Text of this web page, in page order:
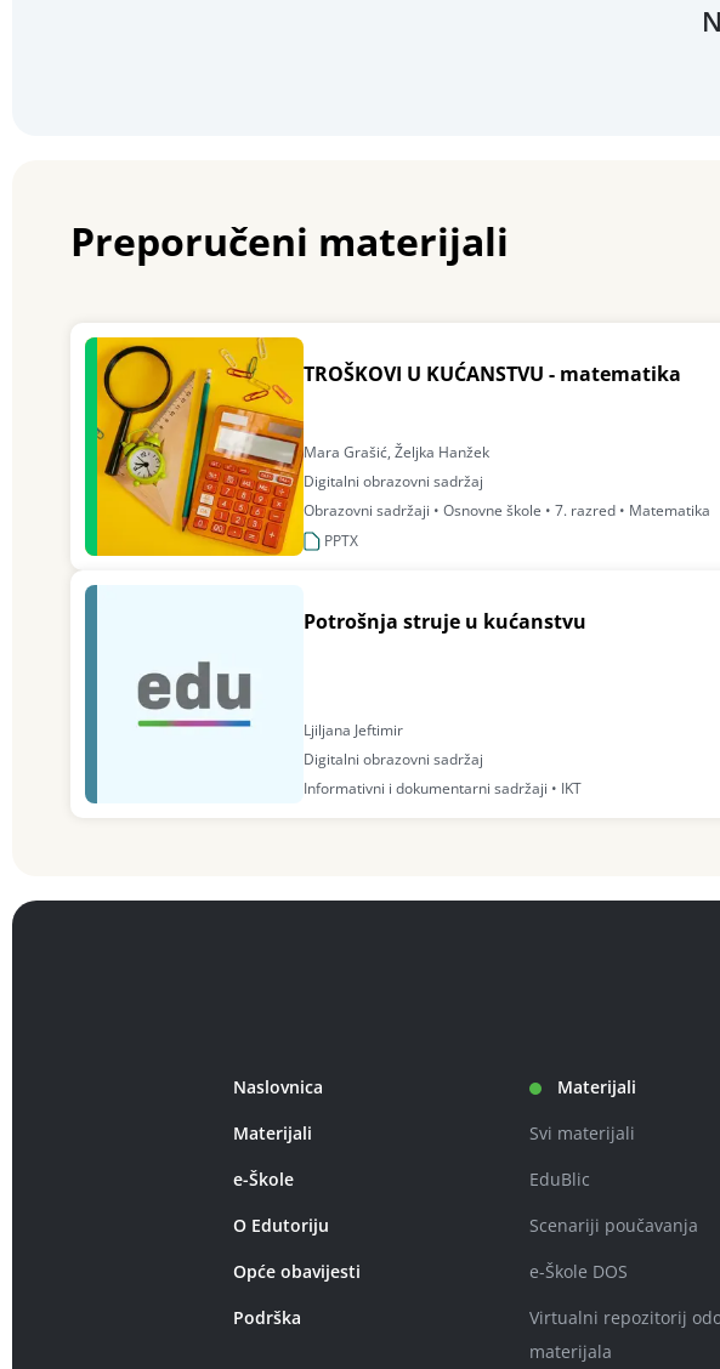
Preporučeni materijali
TROŠKOVI U KUĆANSTVU - matematika
Mara Grašić, Željka Hanžek
Digitalni obrazovni sadržaj
Obrazovni sadržaji • Osnovne škole • 7. razred • Matematika
PPTX
Potrošnja struje u kućanstvu
Ljiljana Jeftimir
Digitalni obrazovni sadržaj
Informativni i dokumentarni sadržaji • IKT
Naslovnica
Materijali
e-Škole
O Edutoriju
Opće obavijesti
Podrška
Materijali
Svi materijali
EduBlic
Scenariji poučavanja
e-Škole DOS
Virtualni repozitorij
materijala